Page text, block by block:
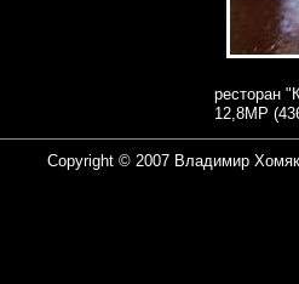
ресторан
12,8MP
Copyright © 2007 Владимир